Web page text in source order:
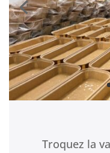
Troquez la